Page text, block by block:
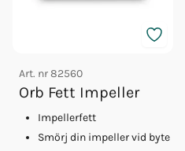
Art. nr82560
Orb Fett Impeller
Impellerfett
Smörj din impeller vid byte